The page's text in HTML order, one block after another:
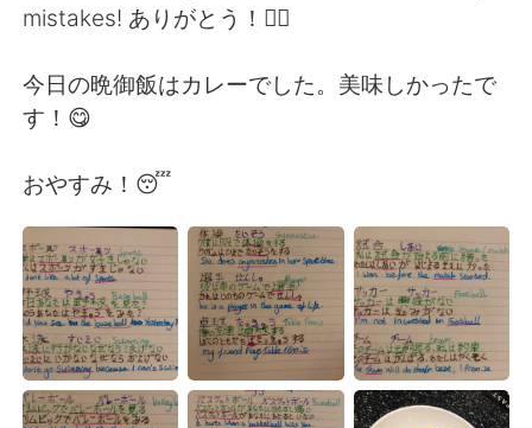
mistakes! ありがとう！🙇‍♂️
今日の晩御飯はカレーでした。美味しかったで
す！😋
おやすみ！😴